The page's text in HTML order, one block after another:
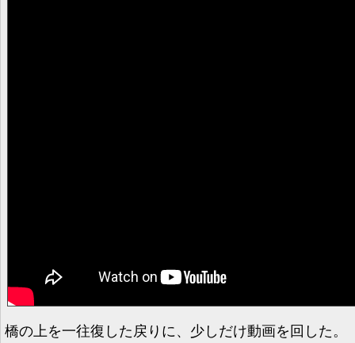
橋の上を一往復した戻りに、少しだけ動画を回した。